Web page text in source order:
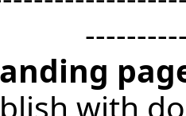
with